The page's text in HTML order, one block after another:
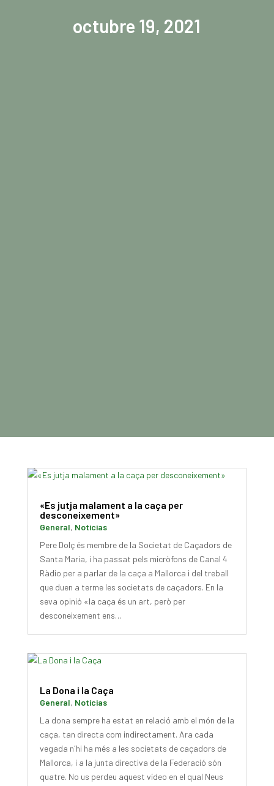
octubre 19, 2021
«Es jutja malament a la caça per
desconeixement»
General, Noticias
Pere Dolç és membre de la Societat de Caçadors de
Santa Maria, i ha passat pels micròfons de Canal 4
Ràdio per a parlar de la caça a Mallorca i del treball
que duen a terme les societats de caçadors. En la
seva opinió «la caça és un art, però per
desconeixement ens…
La Dona i la Caça
General, Noticias
La dona sempre ha estat en relació amb el món de la
caça, tan directa com indirectament. Ara cada
vegada n´hi ha més a les societats de caçadors de
Mallorca, i a la junta directiva de la Federació són
quatre. No us perdeu aquest vídeo en el qual Neus